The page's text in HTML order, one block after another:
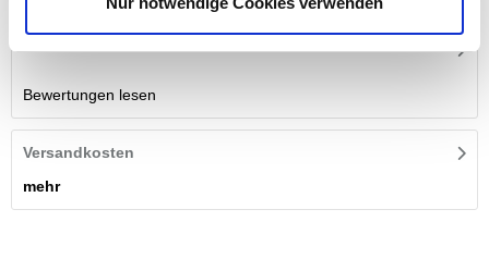
Bewertungen
Bewertungen lesen
Versandkosten
mehr